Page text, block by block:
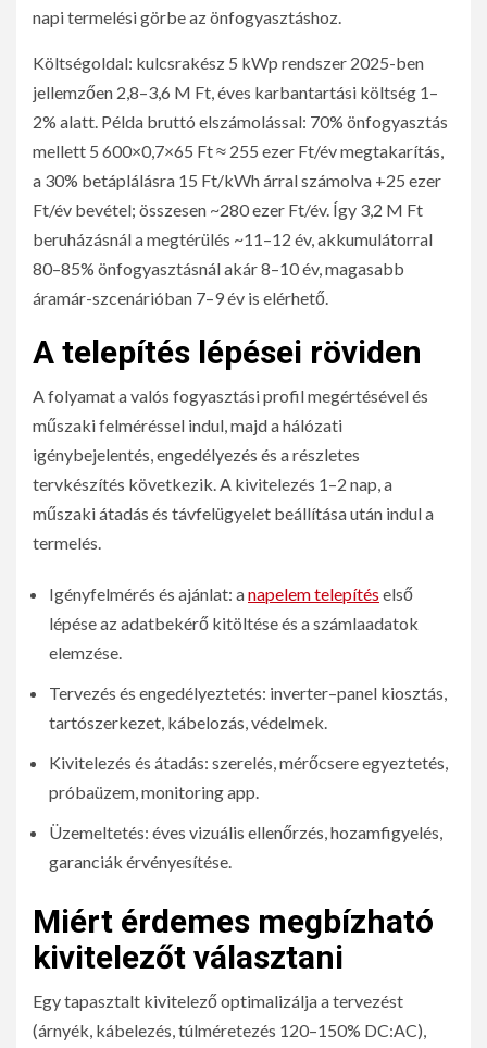
napi termelési görbe az önfogyasztáshoz.
Költségoldal: kulcsrakész 5 kWp rendszer 2025-ben
jellemzően 2,8–3,6 M Ft, éves karbantartási költség 1–
2% alatt. Példa bruttó elszámolással: 70% önfogyasztás
mellett 5 600×0,7×65 Ft ≈ 255 ezer Ft/év megtakarítás,
a 30% betáplálásra 15 Ft/kWh árral számolva +25 ezer
Ft/év bevétel; összesen ~280 ezer Ft/év. Így 3,2 M Ft
beruházásnál a megtérülés ~11–12 év, akkumulátorral
80–85% önfogyasztásnál akár 8–10 év, magasabb
áramár-szcenárióban 7–9 év is elérhető.
A telepítés lépései röviden
A folyamat a valós fogyasztási profil megértésével és
műszaki felméréssel indul, majd a hálózati
igénybejelentés, engedélyezés és a részletes
tervkészítés következik. A kivitelezés 1–2 nap, a
műszaki átadás és távfelügyelet beállítása után indul a
termelés.
Igényfelmérés és ajánlat: anapelem telepítés első
lépése az adatbekérő kitöltése és a számlaadatok
elemzése.
Tervezés és engedélyeztetés: inverter–panel kiosztás,
tartószerkezet, kábelozás, védelmek.
Kivitelezés és átadás: szerelés, mérőcsere egyeztetés,
próbaüzem, monitoring app.
Üzemeltetés: éves vizuális ellenőrzés, hozamfigyelés,
garanciák érvényesítése.
Miért érdemes megbízható
kivitelezőt választani
Egy tapasztalt kivitelező optimalizálja a tervezést
(árnyék, kábelezés, túlméretezés 120–150% DC:AC),